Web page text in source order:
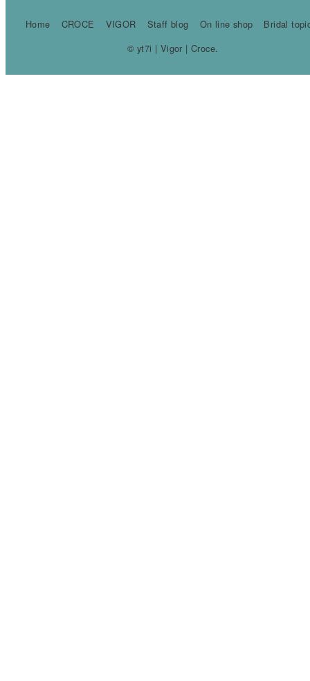
Home CROCE VIGOR Staff blog On line shop
Bridal
© yt7i | Vigor | Croce.